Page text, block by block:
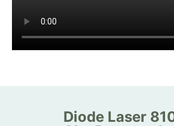
Diode Laser